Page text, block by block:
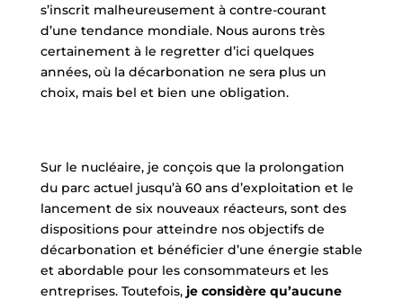
s’inscrit malheureusement à contre-courant
d’une tendance mondiale. Nous aurons très
certainement à le regretter d’ici quelques
années, où la décarbonation ne sera plus un
choix, mais bel et bien une obligation.
Sur le nucléaire, je conçois que la prolongation
du parc actuel jusqu’à 60 ans d’exploitation et le
lancement de six nouveaux réacteurs, sont des
dispositions pour atteindre nos objectifs de
décarbonation et bénéficier d’une énergie stable
et abordable pour les consommateurs et les
entreprises. Toutefois, je considère qu’aucune